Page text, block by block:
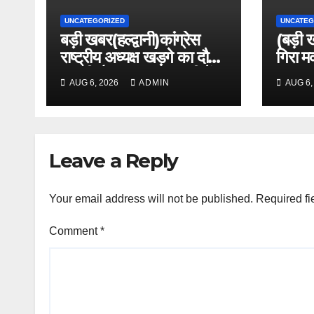
UNCATEGORIZED
बड़ी खबर(हल्द्वानी)कांग्रेस
राष्ट्रीय अध्यक्ष खड़गे का दौरा,
कुमारी शैलजा कल हल्द्वानी में
।।AUG 6, 2026 ADMIN
(बड़ी
AUG
Leave a Reply
Your email address will not be published. Required
Comment*